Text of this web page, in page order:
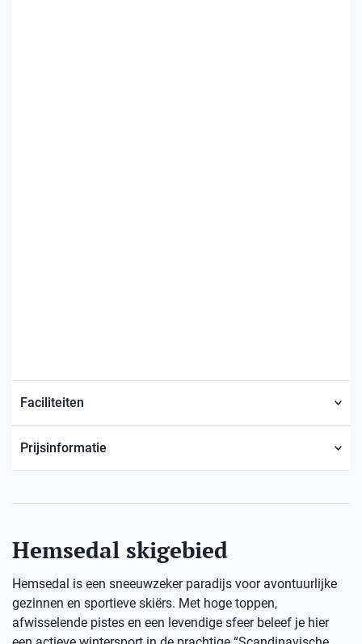
Faciliteiten
Prijsinformatie
Hemsedal skigebied
Hemsedal is een sneeuwzeker paradijs voor avontuurlijke
gezinnen en sportieve skiërs. Met hoge toppen,
afwisselende pistes en een levendige sfeer beleef je hier